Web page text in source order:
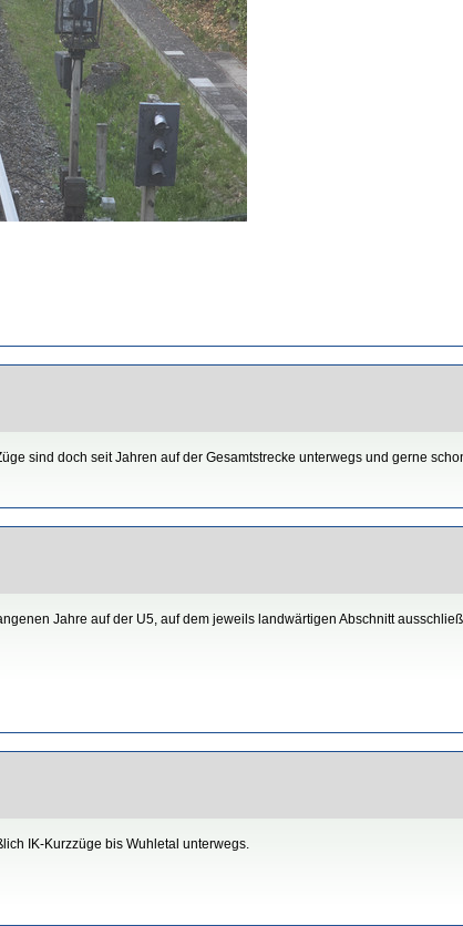
sind doch seit Jahren auf der Gesamtstrecke unterwegs und gerne
Jahre auf der U5, auf dem jeweils landwärtigen Abschnitt
IK-Kurzzüge bis Wuhletal unterwegs.